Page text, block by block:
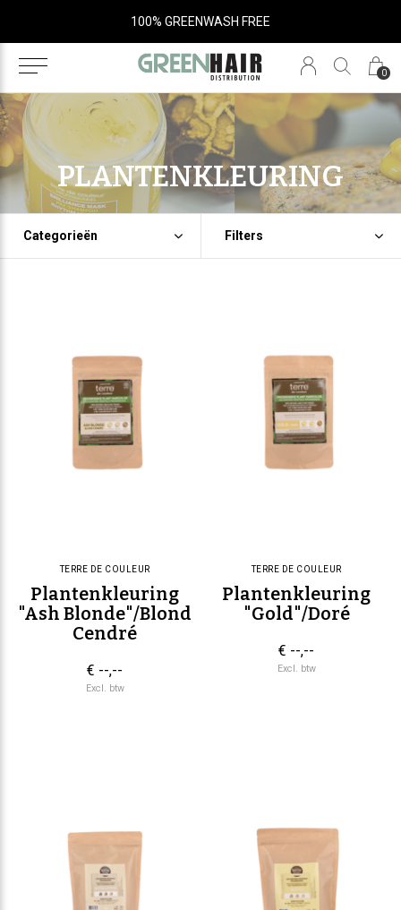
0
SALON ONLY
PLANTENKLEURING
Categorieën Filters
TERRE DE COULEUR
Plantenkleuring
"Ash Blonde"/Blond
Cendré
€ --,--
Excl. btw
TERRE DE COULEUR
Plantenkleuring
"Gold"/Doré
€ --,--
Excl. btw